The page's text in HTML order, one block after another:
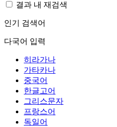
결과 내 재검색
인기 검색어
다국어 입력
히라가나
가타카나
중국어
한글고어
그리스문자
프랑스어
독일어